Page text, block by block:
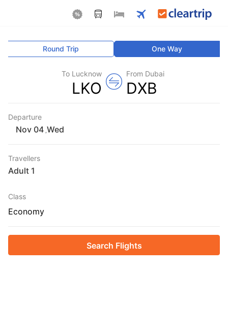
One Way
Round Trip
From Dubai
DXB
To Lucknow
LKO
Departure
Wed
Travellers
1 Adult
Class
Economy